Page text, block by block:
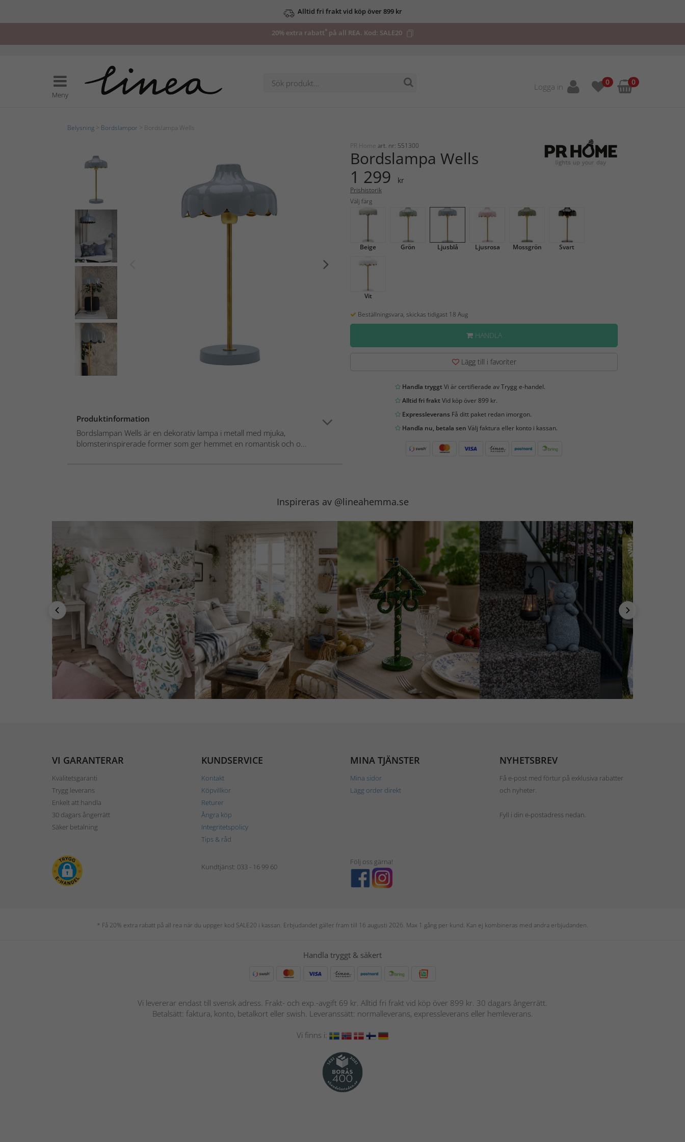
Alltid fri frakt vid köp över 899 kr
20% extra rabatt*på all REA. Kod: SALE20
Meny
Logga in 0 0
Belysning Bordslampor > Bordslampa Wells
Produktinformation
Bordslampan Wells är en dekorativ lampa i metall med mjuka,
blomsterinspirerade former som ger hemmet en romantisk och o...
PR Home art. nr: 551300
Bordslampa Wells
1 299 kr
Prishistorik
Välj färg
Beige Grön Ljusblå Ljusrosa Mossgrön Svart
Vit
Beställningsvara, skickas tidigast 18 Aug
HANDLA
Lägg till i favoriter
Handla tryggtVi är certifierade av Trygg e-handel.
Alltid fri fraktVid köp över 899 kr.
ExpressleveransFå ditt paket redan imorgon.
Handla nu, betala sen Välj faktura eller konto i kassan.
Inspireras av @lineahemma.se
VI GARANTERAR
Kvalitetsgaranti
Trygg leverans
Enkelt att handla
30 dagars ångerrätt
Säker betalning
KUNDSERVICE
Kontakt
Köpvillkor
Returer
Ångra köp
Integritetspolicy
Tips & råd
MINA TJÄNSTER
Mina sidor
Lägg order direkt
NYHETSBREV
Få e-post med förtur på exklusiva rabatter
och nyheter.
Fyll i din e-postadress nedan.
Kundtjänst: 033 - 16 99 60
Följ oss gärna!
* Få 20% extra rabatt på all rea när du uppger kod SALE20 i kassan. Erbjudandet gäller fram till 16 augusti 2026. Max 1 gång per kund. Kan ej kombineras med andra erbjudanden.
Handla tryggt & säkert
Vi levererar endast till svensk adress. Frakt- och exp.-avgift 69 kr. Alltid fri frakt vid köp över 899 kr. 30 dagars ångerrätt.
Betalsätt: faktura, konto, betalkort eller swish. Leveranssätt: normalleverans, expressleverans eller hemleverans.
Vi finns i: